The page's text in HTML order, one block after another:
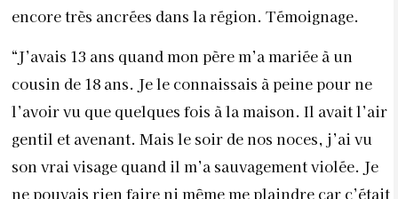
encore très ancrées dans la région. Témoignage.
“J’avais 13 ans quand mon père m’a mariée à un
cousin de 18 ans. Je le connaissais à peine pour ne
l’avoir vu que quelques fois à la maison. Il avait l’air
gentil et avenant. Mais le soir de nos noces, j’ai vu
son vrai visage quand il m’a sauvagement violée. Je
ne pouvais rien faire ni même me plaindre car c’était